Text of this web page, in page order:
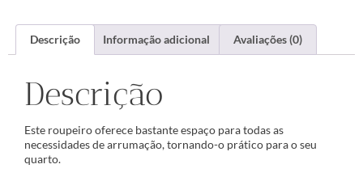
Descrição Informação adicional Avaliações (0)
Descrição
Este roupeiro oferece bastante espaço para todas as
necessidades de arrumação, tornando-o prático para o seu
quarto.